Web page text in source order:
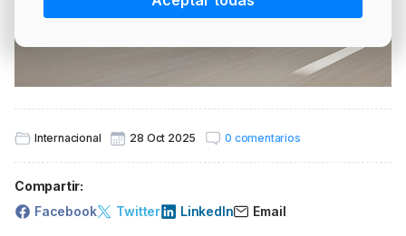
Internacional 28 Oct 2025 0 comentarios
Compartir:
Facebook
Twitter LinkedIn Email
NEWSLETTER
TABLÓN Y MARKETPLACE
GSO AGRÍCOLA
MOD. 500-503
LÍDERES EQUIPAMIENTOS Y SERVICIOS SECTOR